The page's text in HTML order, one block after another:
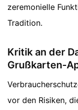
zeremonielle
Tradition.
Kritik an der
Grußkarten-
vor den Risiken,